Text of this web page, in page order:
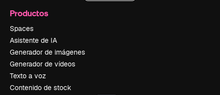
Productos
Spaces
Asistente de IA
Generador de imágenes
Generador de vídeos
Texto a voz
Contenido de stock